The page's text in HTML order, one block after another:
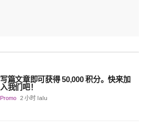
写篇文章即可获得 50,000 积分。快来加
入我们吧！
Promo 2 小时 lalu